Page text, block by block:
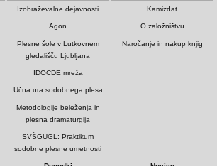
Izobraževalne dejavnosti
Agon
Plesne šole v Lutkovnem
gledališču Ljubljana
IDOCDE mreža
Učna ura sodobnega plesa
Metodologije beleženja in
plesna dramaturgija
SVŠGUGL: Praktikum
sodobne plesne umetnosti
Kamizdat
O založništvu
Naročanje in nakup knjig